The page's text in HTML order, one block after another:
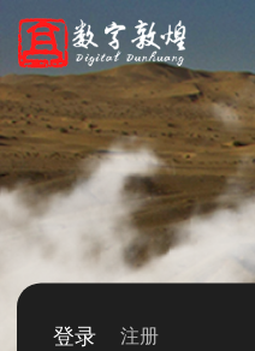
登录 注册